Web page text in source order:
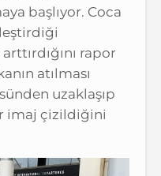
başlıyor. Coca
rapor
atılması
uzaklaşıp
imaj çizildiğini